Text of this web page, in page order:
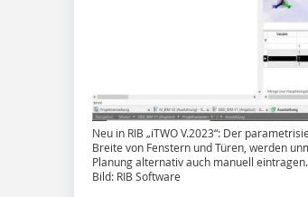
Neu in RIB „iTWO V.2023“: Der
Breite von Fenstern und Türen, werden
Planung alternativ auch manuell eintragen.
Bild: RIB Software